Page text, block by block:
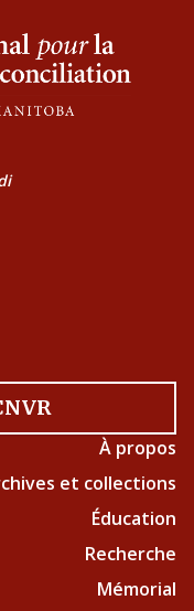
À propos
et collections
Éducation
Recherche
Mémorial